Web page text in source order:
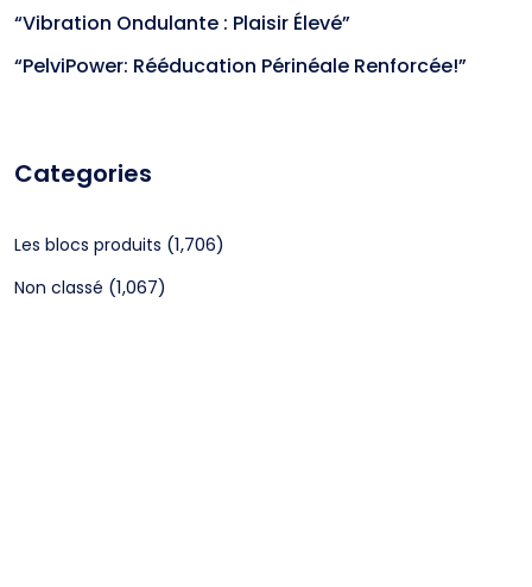
“Vibration Ondulante : Plaisir Élevé”
“PelviPower: Rééducation Périnéale Renforcée!”
Categories
Les blocs produits (1,706)
Non classé (1,067)